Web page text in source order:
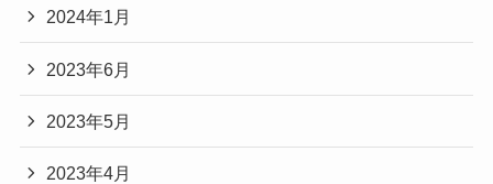
2024年1月
2023年6月
2023年5月
2023年4月